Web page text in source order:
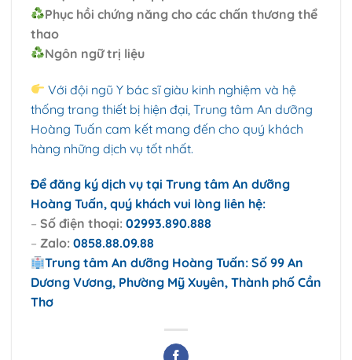
Phục hồi chứng năng cho các chấn thương thể
thao
Ngôn ngữ trị liệu
Với đội ngũ Y bác sĩ giàu kinh nghiệm và hệ
thống trang thiết bị hiện đại, Trung tâm An dưỡng
Hoàng Tuấn cam kết mang đến cho quý khách
hàng những dịch vụ tốt nhất.
Để đăng ký dịch vụ tại Trung tâm An dưỡng
Hoàng Tuấn, quý khách vui lòng liên hệ:
– Số điện thoại: 02993.890.888
– Zalo: 0858.88.09.88
Trung tâm An dưỡng Hoàng Tuấn: Số 99 An
Dương Vương, Phường Mỹ Xuyên, Thành phố Cần
Thơ